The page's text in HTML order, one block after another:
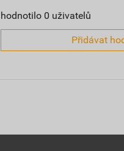
hodnotilo 0 uživatelů
Přidávat